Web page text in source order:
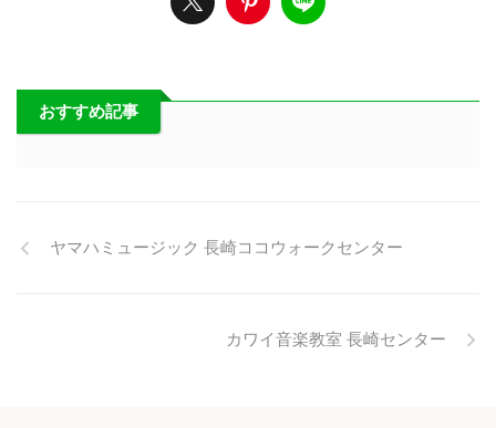
おすすめ記事
ヤマハミュージック 長崎ココウォークセンター
カワイ音楽教室 長崎センター